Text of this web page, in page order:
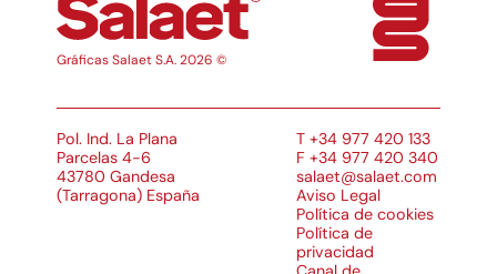
Gráficas Salaet S.A. 2026 ©
Pol. Ind. La Plana
Parcelas 4-6
43780 Gandesa
(Tarragona) España
T +34 977 420 133
F +34 977 420 340
salaet@salaet.com
Aviso Legal
Política de cookies
Política de
privacidad